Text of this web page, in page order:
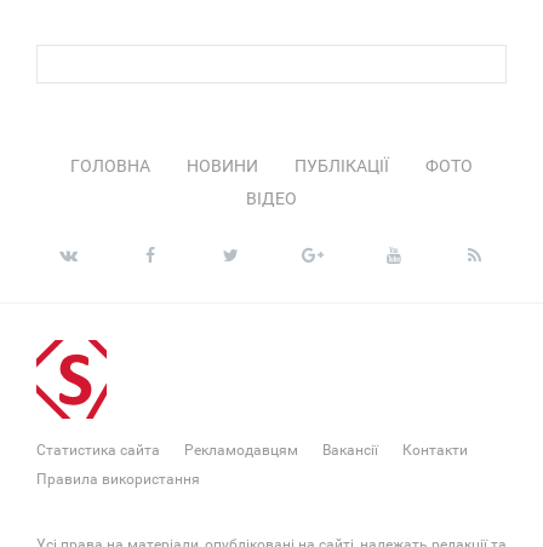
ГОЛОВНА НОВИНИ ПУБЛІКАЦІЇ
ФОТО
ВІДЕО
Статистика сайта Рекламодавцям Вакансії
Контакти
Правила використання